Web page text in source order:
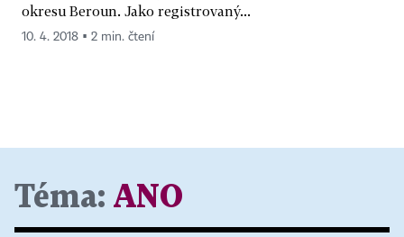
okresu Beroun. Jako registrovaný...
10. 4. 2018 ▪ 2 min. čtení
Téma: ANO